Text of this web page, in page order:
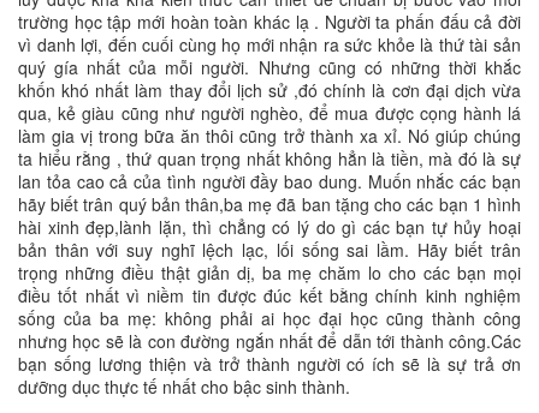
trường học tập mới hoàn toàn khác lạ . Người ta phấn đấu cả đời
vì danh lợi, đến cuối cùng họ mới nhận ra sức khỏe là thứ tài sản
quý gía nhất của mỗi người. Nhưng cũng có những thời khắc
khốn khó nhất làm thay đổi lịch sử ,đó chính là cơn đại dịch vừa
qua, kẻ giàu cũng như người nghèo, để mua được cọng hành lá
làm gia vị trong bữa ăn thôi cũng trở thành xa xỉ. Nó giúp chúng
ta hiểu rằng , thứ quan trọng nhất không hẳn là tiền, mà đó là sự
lan tỏa cao cả của tình người đầy bao dung. Muốn nhắc các bạn
hãy biết trân quý bản thân,ba mẹ đã ban tặng cho các bạn 1 hình
hài xinh đẹp,lành lặn, thì chẳng có lý do gì các bạn tự hủy hoại
bản thân với suy nghĩ lệch lạc, lối sống sai lầm. Hãy biết trân
trọng những điều thật giản dị, ba mẹ chăm lo cho các bạn mọi
điều tốt nhất vì niềm tin được đúc kết bằng chính kinh nghiệm
sống của ba mẹ: không phải ai học đại học cũng thành công
nhưng học sẽ là con đường ngắn nhất để dẫn tới thành công.Các
bạn sống lương thiện và trở thành người có ích sẽ là sự trả ơn
dưỡng dục thực tế nhất cho bậc sinh thành.